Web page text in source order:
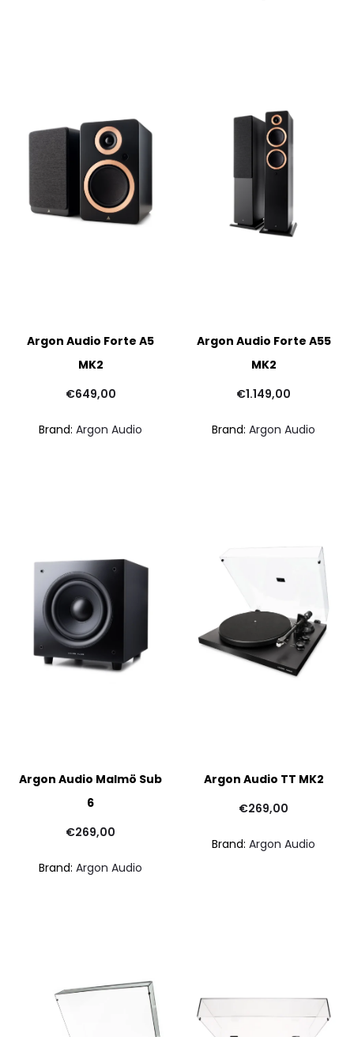
Argon Audio Forte A5
MK2
€649,00
Brand: Argon Audio
Argon Audio Forte A55
MK2
€1.149,00
Brand: Argon Audio
Argon Audio Malmö Sub
6
€269,00
Brand: Argon Audio
Argon Audio TT MK2
€269,00
Brand: Argon Audio